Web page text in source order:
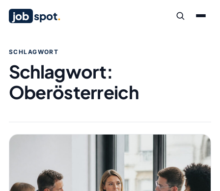
job spot.
SCHLAGWORT
Schlagwort:
Oberösterreich